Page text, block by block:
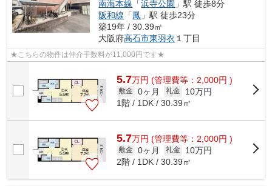
南海本線 「浜寺公園 」駅 徒歩8分
阪和線 「鳳 」駅 徒歩23分
築19年 / 30.39㎡
大阪府高石市東羽衣 １丁目
★こちらの物件は仲介手数料が11,000円です★
5.7万円 (管理費等：2,000円 )
敷金 0ヶ月 礼金
10万円
1階 / 1DK / 30.39㎡
5.7万円 (管理費等：2,000円 )
敷金 0ヶ月 礼金
10万円
2階 / 1DK / 30.39㎡